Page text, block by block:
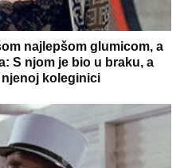
najlepšom glumicom, a
S njom je bio u braku, a
koleginici